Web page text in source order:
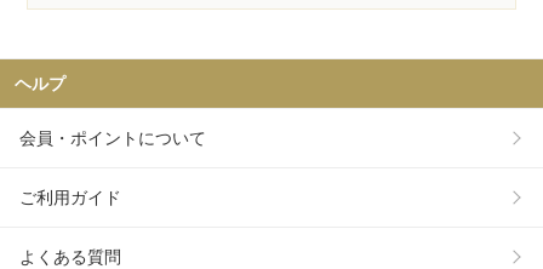
ヘルプ
会員・ポイントについて
ご利用ガイド
よくある質問